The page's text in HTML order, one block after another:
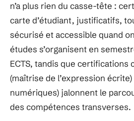
n’a plus rien du casse-tête :
carte d’étudiant, justificatifs,
sécurisé et accessible quand
études s’organisent en
ECTS, tandis que certifications
(maîtrise de l’expression
numériques) jalonnent le
des compétences transverses.